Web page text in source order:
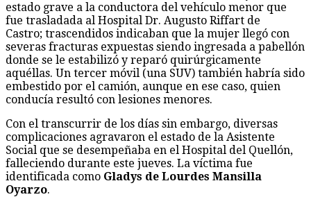
estado grave a la conductora del vehículo menor que
fue trasladada al Hospital Dr. Augusto Riffart de
Castro; trascendidos indicaban que la mujer llegó con
severas fracturas expuestas siendo ingresada a pabellón
donde se le estabilizó y reparó quirúrgicamente
aquéllas. Un tercer móvil (una SUV) también habría sido
embestido por el camión, aunque en ese caso, quien
conducía resultó con lesiones menores.
Con el transcurrir de los días sin embargo, diversas
complicaciones agravaron el estado de la Asistente
Social que se desempeñaba en el Hospital del Quellón,
falleciendo durante este jueves. La víctima fue
identificada como Gladys de Lourdes Mansilla
Oyarzo.